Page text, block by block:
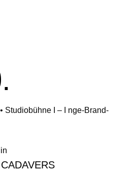
Studiobühne I – I nge-Brand-